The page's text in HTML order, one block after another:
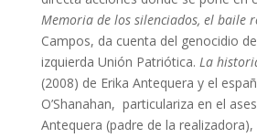
Memoria de los silenciados, el baile
Campos, da cuenta del genocidio
izquierda Unión Patriótica. La
(2008) de Erika Antequera y el
O’Shanahan, particulariza en el
Antequera (padre de la